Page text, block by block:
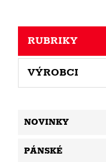
RUBRIKY
VÝROBCI
NOVINKY
PÁNSKÉ